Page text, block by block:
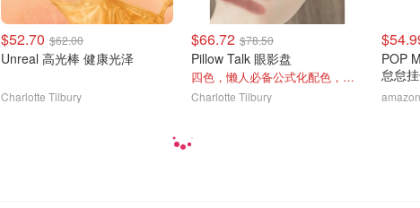
$52.70 $62.00
Unreal 高光棒 健康光泽
Charlotte Tilbury
$66.72 $78.50
Pillow Talk 眼影盘
四色，懒人必备公式化配色，露思超爱！
Charlotte Tilbury
POP
怠怠